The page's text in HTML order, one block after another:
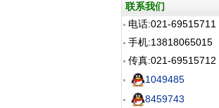
联系我们
电话:021-69515711
手机:13818065015
传真:021-69515712
1049485
8459743